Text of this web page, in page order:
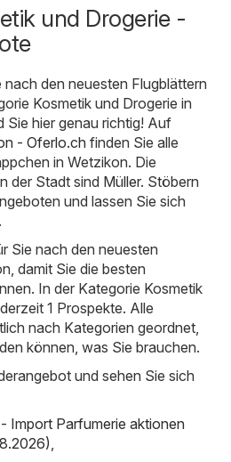
und Drogerie -
den neuesten Flugblättern
Kosmetik und Drogerie in
Sie hier genau richtig! Auf
- Oferlo.ch finden Sie alle
in Wetzikon. Die
der Stadt sind Müller. Stöbern
und lassen Sie sich
Sie nach den neuesten
damit Sie die besten
In der Kategorie Kosmetik
1 Prospekte. Alle
nach Kategorien geordnet,
können, was Sie brauchen.
und sehen Sie sich
Import Parfumerie aktionen
,